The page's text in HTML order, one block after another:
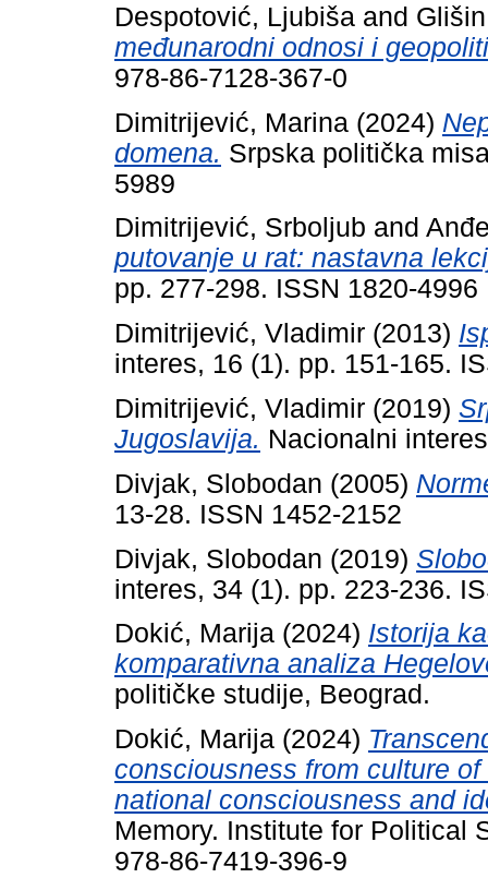
Despotović, Ljubiša and
međunarodni odnosi i
978-86-7128-367-0
Dimitrijević, Marina (2024)
domena. Srpska politička
5989
Dimitrijević, Srboljub and
putovanje u rat: nastavna
pp. 277-298. ISSN 1820-4996
Dimitrijević, Vladimir (2013)
interes, 16 (1). pp. 151-165.
Dimitrijević, Vladimir (2019)
Jugoslavija. Nacionalni
Divjak, Slobodan (2005)
13-28. ISSN 1452-2152
Divjak, Slobodan (2019)
interes, 34 (1). pp. 223-236.
Dokić, Marija (2024) Istorija
komparativna analiza
političke studije, Beograd.
Dokić, Marija (2024)
consciousness from culture
national consciousness and
Memory. Institute for Political
978-86-7419-396-9